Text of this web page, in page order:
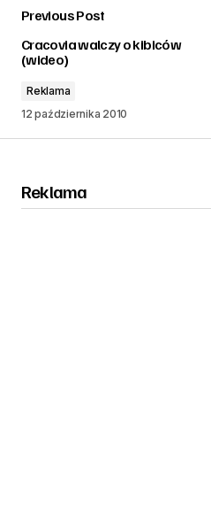
Previous Post
Cracovia walczy o kibiców
(wideo)
Reklama
12 października 2010
Reklama